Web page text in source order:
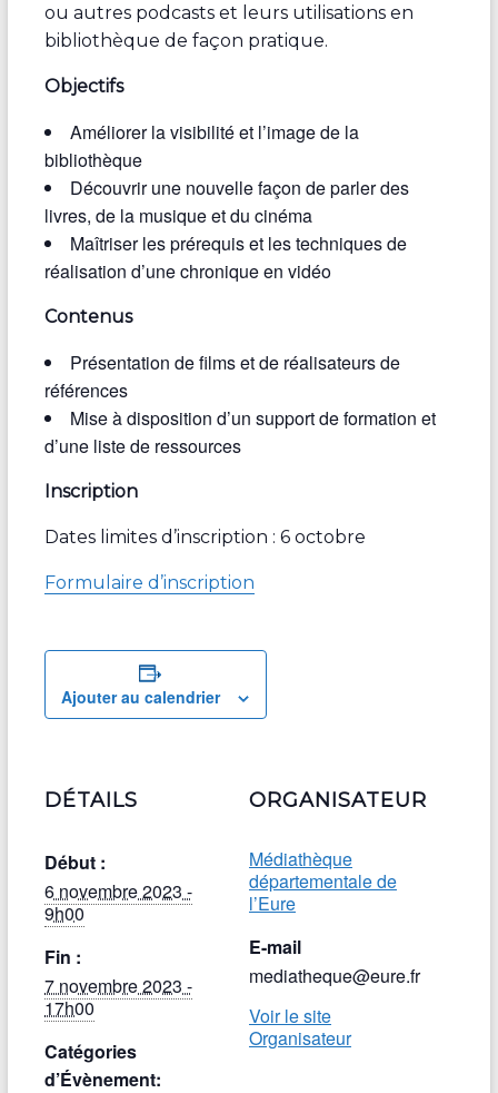
ou autres podcasts et leurs utilisations en
bibliothèque de façon pratique.
Objectifs
Améliorer la visibilité et l’image de la
bibliothèque
Découvrir une nouvelle façon de parler des
livres, de la musique et du cinéma
Maîtriser les prérequis et les techniques de
réalisation d’une chronique en vidéo
Contenus
Présentation de films et de réalisateurs de
références
Mise à disposition d’un support de formation et
d’une liste de ressources
Inscription
Dates limites d’inscription : 6 octobre
Formulaire d’inscription
Ajouter au calendrier
DÉTAILS
Début :
6 novembre 2023 -
9h00
Fin :
7 novembre 2023 -
17h00
Catégories
d’Évènement:
ORGANISATEUR
Médiathèque
départementale de
l’Eure
E-mail
mediatheque@eure.fr
Voir le site
Organisateur